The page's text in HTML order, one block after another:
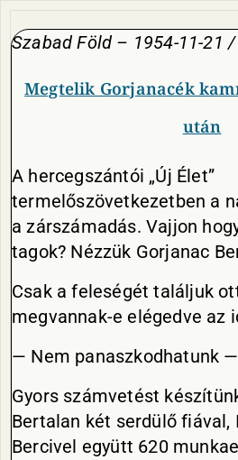
Szabad Föld – 1954-11-21
Megtelik Gorjanacék
után
A hercegszántói „Új Élet”
termelőszövetkezetben a
a zárszámadás. Vajjon
tagok? Nézzük Gorjanac
Csak a feleségét találjuk
megvannak-e elégedve az
— Nem panaszkodhatunk
Gyors számvetést
Bertalan két serdülő fiával,
Bercivel együtt 620